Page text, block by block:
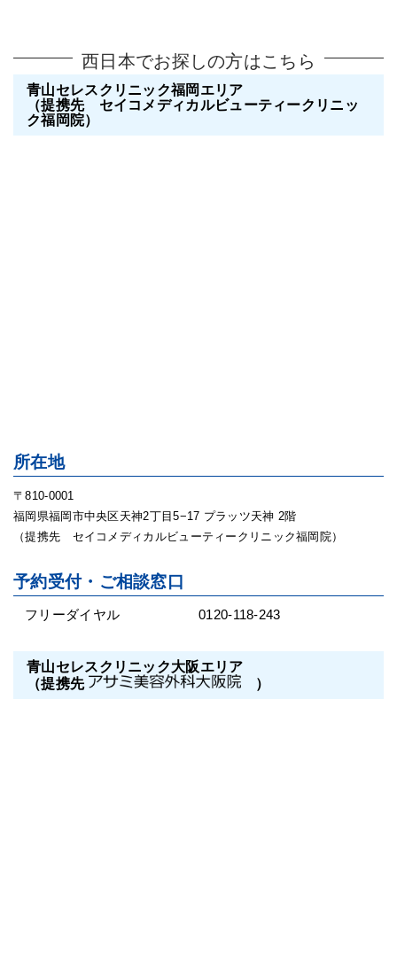
西日本でお探しの方はこちら
青山セレスクリニック福岡エリア
（提携先 セイコメディカルビューティークリニッ
ク福岡院）
所在地
〒810-0001
福岡県福岡市中央区天神2丁目5−17 プラッツ天神 2階
（提携先 セイコメディカルビューティークリニック福岡院）
予約受付・ご相談窓口
フリーダイヤル 0120-118-243
青山セレスクリニック大阪エリア
（提携先
）